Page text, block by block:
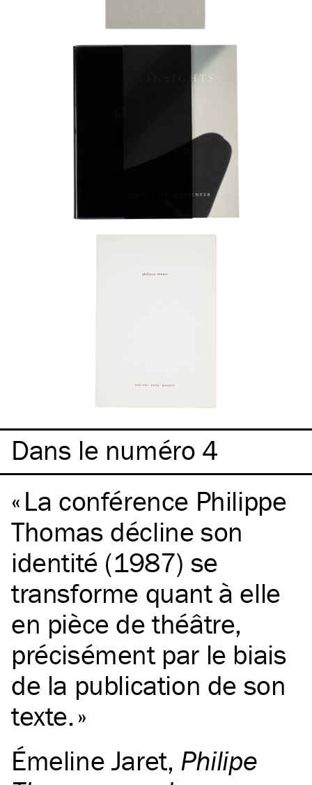
Dans le numéro 4
La conférence Philippe
Thomas décline son
identité (1987) se
transforme quant à elle
en pièce de théâtre,
précisément par le biais
de la publication de son
texte.
Émeline Jaret, Philipe